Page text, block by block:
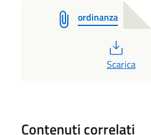
ordinanza
PDF
Scarica
Contenuti correlati